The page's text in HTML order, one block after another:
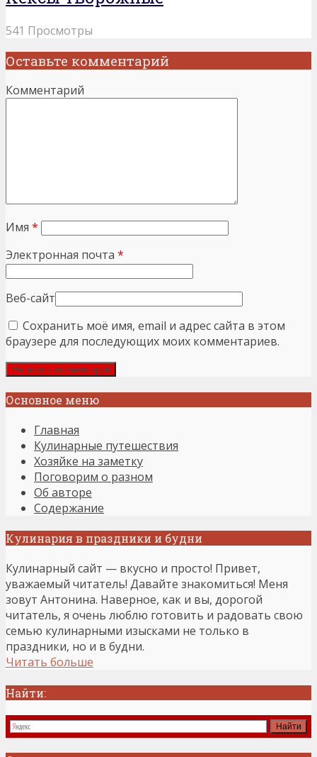
541 Просмотры
Оставьте комментарий
Комментарий
Имя *
Электронная почта *
Веб-сайт
Сохранить моё имя, email и адрес сайта в этом
браузере для последующих моих комментариев.
Основное меню
Главная
Кулинарные путешествия
Хозяйке на заметку
Поговорим о разном
Об авторе
Содержание
Кулинария в праздники и будни
Кулинарный сайт — вкусно и просто! Привет,
уважаемый читатель! Давайте знакомиться! Меня
зовут Антонина. Наверное, как и вы, дорогой
читатель, я очень люблю готовить и радовать свою
семью кулинарными изысками не только в
праздники, но и в будни.
Читать больше
Найти: